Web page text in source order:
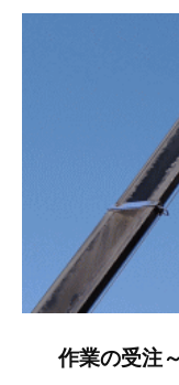
作業の受注